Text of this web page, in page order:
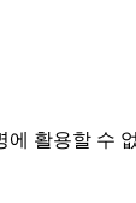
에 활용할 수